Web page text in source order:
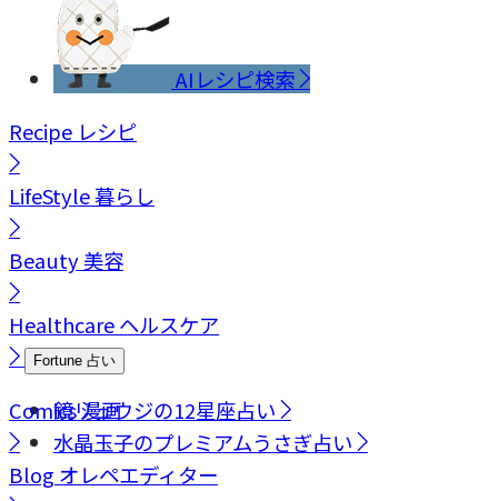
AIレシピ検索
Recipe レシピ
LifeStyle暮らし
Beauty美容
Healthcareヘルスケア
Fortune 占い
鏡リュウジの12星座占い
水晶玉子のプレミアムうさぎ占い
Comics漫画
Blog オレペエディター